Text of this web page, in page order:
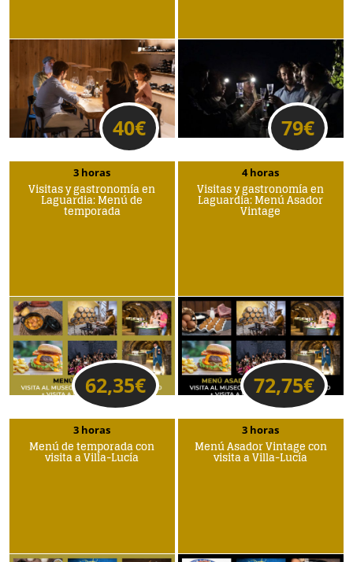
3 horas
Visitas y gastronomía en
Laguardia: Menú de
temporada
62,35€
4 horas
Visitas y gastronomía en
Laguardia: Menú Asador
Vintage
72,75€
3 horas
Menú de temporada con
visita a Villa-Lucía
3 horas
Menú Asador Vintage con
visita a Villa-Lucía
40€ 79€